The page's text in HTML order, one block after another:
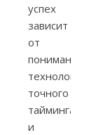
успех
зависит
от
понимания
технологий,
точного
тайминга
и